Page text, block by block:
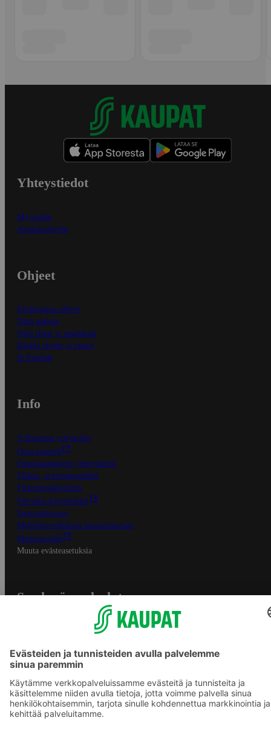
Yhteystiedot
Myymälät
Asiakaspalvelu
Ohjeet
Ensitilaajan ohjeet
Näin maksat
Näin tilaat ja muokkaat
Kaikki ohjeet ja vinkit
In English
Info
S-Business yrityksille
Oiva-raportit
Osuuskauppojen yhteystiedot
Tilaus- ja toimitusehdot
Tietosuojakäytäntö
Palvelun käyttöehdot
Saavutettavuus
Mobiilisovelluksen saavutettavuus
Mainostajalle
Muuta evästeasetuksia
S-ryhmän palvelut
Yhteishyvä Ruoka -sovellus
S-ostoslista -sovellus
Prisma.fi
Sokos.fi
S-Pankki